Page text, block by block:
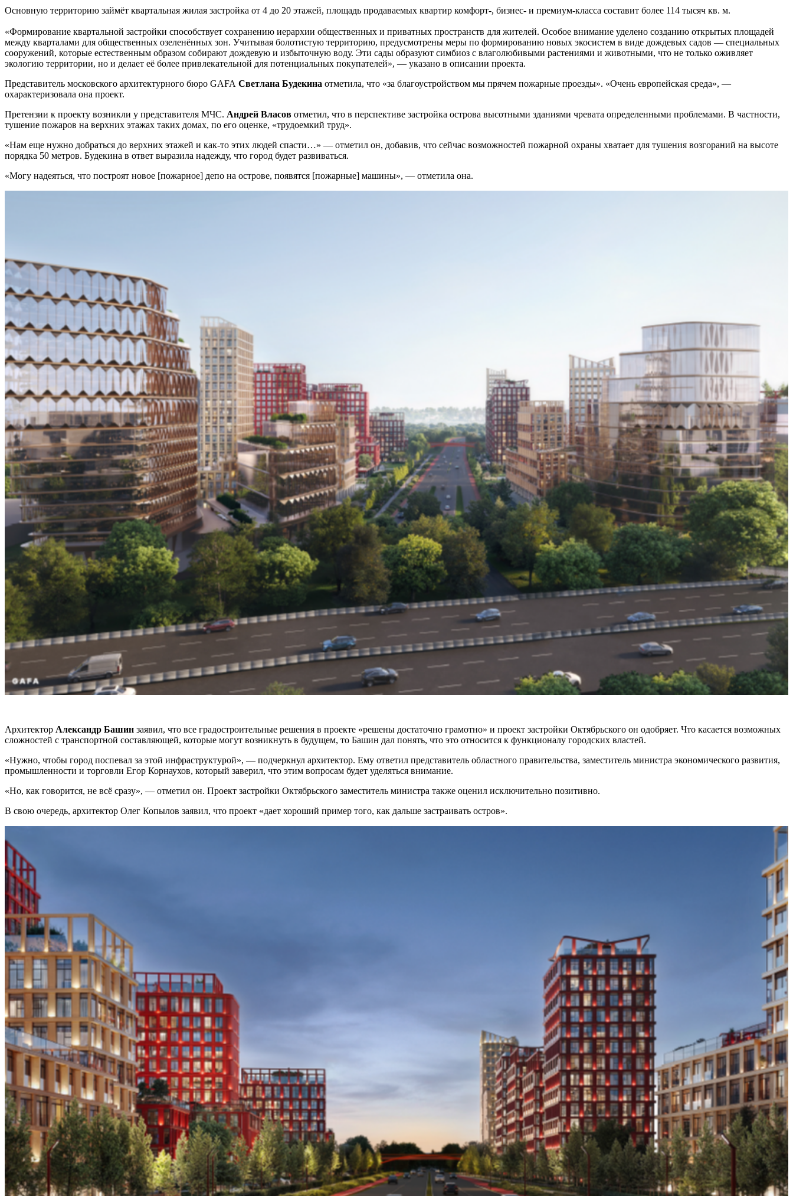
Основную территорию займёт квартальная жилая застройка от 4 до 20 этажей, площадь продаваемых квартир комфорт-, бизнес- и премиум-класса составит более 114 тысяч кв. м.
«Формирование квартальной застройки способствует сохранению иерархии общественных и приватных пространств для жителей. Особое внимание уделено созданию открытых площадей
между кварталами для общественных озеленённых зон. Учитывая болотистую территорию, предусмотрены меры по формированию новых экосистем в виде дождевых садов — специальных
сооружений, которые естественным образом собирают дождевую и избыточную воду. Эти сады образуют симбиоз с влаголюбивыми растениями и животными, что не только оживляет
экологию территории, но и делает её более привлекательной для потенциальных покупателей», — указано в описании проекта.
Представитель московского архитектурного бюро GAFA Светлана Будекина отметила, что «за благоустройством мы прячем пожарные проезды». «Очень европейская среда», —
охарактеризовала она проект.
Претензии к проекту возникли у представителя МЧС. Андрей Власов отметил, что в перспективе застройка острова высотными зданиями чревата определенными проблемами. В частности,
тушение пожаров на верхних этажах таких домах, по его оценке, «трудоемкий труд».
«Нам еще нужно добраться до верхних этажей и как-то этих людей спасти…» — отметил он, добавив, что сейчас возможностей пожарной охраны хватает для тушения возгораний на высоте
порядка 50 метров. Будекина в ответ выразила надежду, что город будет развиваться.
«Могу надеяться, что построят новое [пожарное] депо на острове, появятся [пожарные] машины», — отметила она.
Архитектор Александр Башин заявил, что все градостроительные решения в проекте «решены достаточно грамотно» и проект застройки Октябрьского он одобряет. Что касается возможных
сложностей с транспортной составляющей, которые могут возникнуть в будущем, то Башин дал понять, что это относится к функционалу городских властей.
«Нужно, чтобы город поспевал за этой инфраструктурой», — подчеркнул архитектор. Ему ответил представитель областного правительства, заместитель министра экономического развития,
промышленности и торговли Егор Корнаухов, который заверил, что этим вопросам будет уделяться внимание.
«Но, как говорится, не всё сразу», — отметил он. Проект застройки Октябрьского заместитель министра также оценил исключительно позитивно.
В свою очередь, архитектор Олег Копылов заявил, что проект «дает хороший пример того, как дальше застраивать остров».